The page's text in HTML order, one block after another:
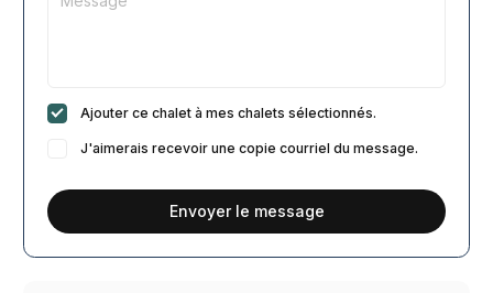
Ajouter ce chalet à mes chalets sélectionnés.
J'aimerais recevoir une copie courriel du message.
Envoyer le message